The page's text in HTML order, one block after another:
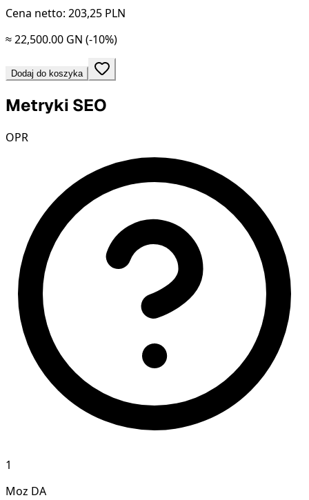
Cena netto: 203,25 PLN
≈ 22,500.00 GN (-10%)
Dodaj do koszyka
Metryki SEO
OPR
1
Moz DA